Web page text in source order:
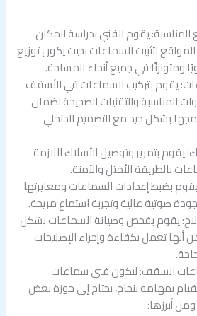
المناسبة: يقوم الفني بدراسة المكان
لتثبيت السماعات بحيث يكون توزيع
ومتوازنًا في جميع أنحاء المساحة.
يقوم بتركيب السماعات في الأسقف
المناسبة والتقنيات الصحيحة لضمان
بشكل جيد مع التصميم الداخلي
يقوم بتمرير وتوصيل الأسلاك اللازمة
بالطريقة الأمثل والآمنة.
بضبط إعدادات السماعات ومعايرتها
صوتية عالية وتجربة استماع مريحة.
يقوم بفحص وصيانة السماعات بشكل
أنها تعمل بكفاءة وإجراء الإصلاحات
السقف: ليكون فني سماعات
بمهامه بنجاح، يحتاج إلى حوزة بعض
أبرزها: